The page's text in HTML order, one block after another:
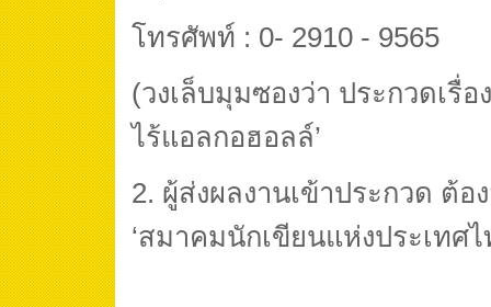
โทรศัพท์ : 0- 2910 - 9565
(วงเล็บมุมซองว่า ประกวดเรื่อ
ไร้แอลกอฮอลล์’
2. ผู้ส่งผลงานเข้าประกวด ต้อ
‘สมาคมนักเขียนแห่งประเทศ